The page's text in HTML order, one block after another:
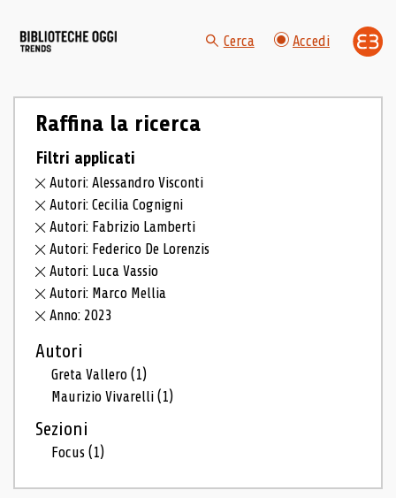
Cerca Accedi
Raffina la ricerca
Filtri applicati
Autori: Alessandro Visconti
Autori: Cecilia Cognigni
Autori: Fabrizio Lamberti
Autori: Federico De Lorenzis
Autori: Luca Vassio
Autori: Marco Mellia
Anno: 2023
Autori
Greta Vallero(1)
Maurizio Vivarelli(1)
Sezioni
Focus(1)